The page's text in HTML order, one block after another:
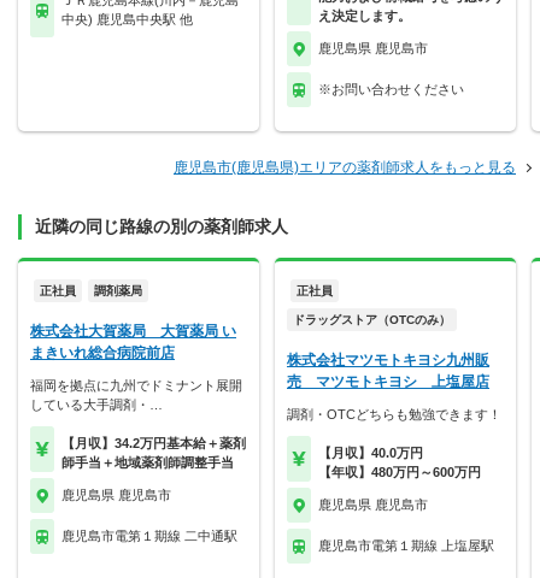
中央) 鹿児島中央駅 他
え決定します。
鹿児島県 鹿児島市
※お問い合わせください
鹿児島市(鹿児島県)エリアの薬剤師求人をもっと見る
近隣の同じ路線の別の薬剤師求人
正社員 調剤薬局
株式会社大賀薬局 大賀薬局 い
まきいれ総合病院前店
福岡を拠点に九州でドミナント展開
している大手調剤・…
【月収】34.2万円基本給＋薬剤
師手当＋地域薬剤師調整手当
鹿児島県 鹿児島市
鹿児島市電第１期線 二中通駅
正社員
ドラッグストア（OTCのみ）
株式会社マツモトキヨシ九州販
売 マツモトキヨシ 上塩屋店
調剤・OTCどちらも勉強できます！
【月収】40.0万円
【年収】480万円～600万円
鹿児島県 鹿児島市
鹿児島市電第１期線 上塩屋駅